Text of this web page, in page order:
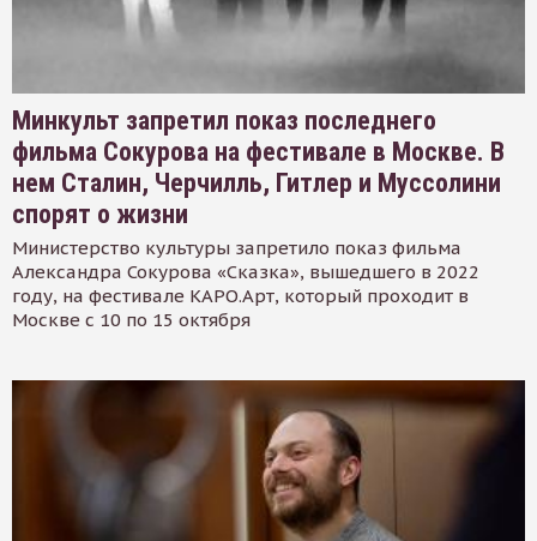
Минкульт запретил показ последнего
фильма Сокурова на фестивале в Москве. В
нем Сталин, Черчилль, Гитлер и Муссолини
спорят о жизни
Министерство культуры запретило показ фильма
Александра Сокурова «Сказка», вышедшего в 2022
году, на фестивале КАРО.Арт, который проходит в
Москве с 10 по 15 октября